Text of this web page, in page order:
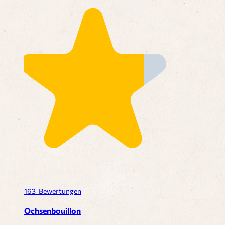
163 Bewertungen
Ochsenbouillon